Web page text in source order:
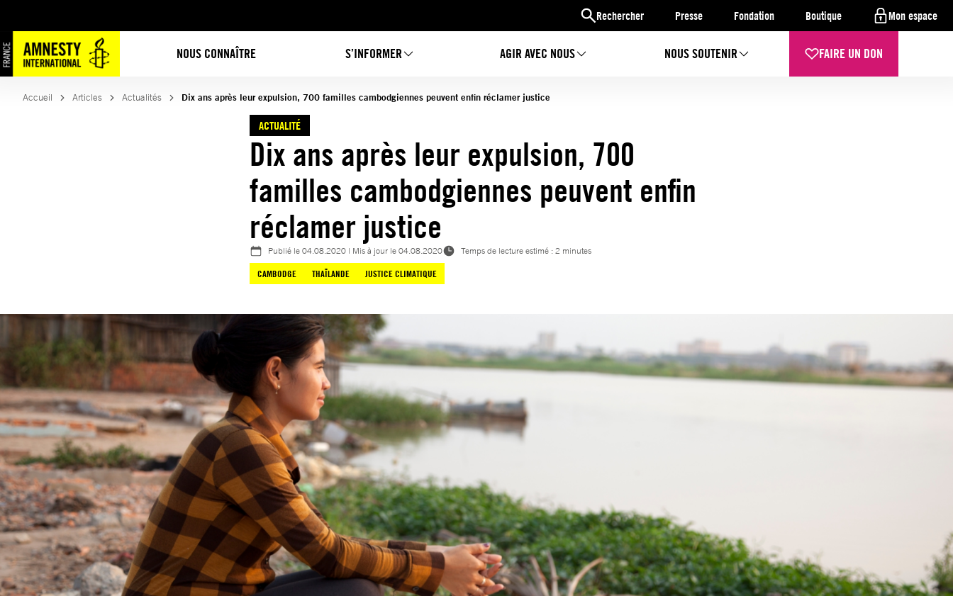
Rechercher Presse Fondation Boutique Mon espace
NOUS CONNAÎTRE S’INFORMER AGIR AVEC NOUS NOUS SOUTENIR FAIRE UN DON
au
contenu
Accueil Articles Actualités Dix ans après leur expulsion, 700 familles cambodgiennes peuvent enfin réclamer justice
ACTUALITÉ
Dix ans après leur expulsion, 700
familles cambodgiennes peuvent enfin
réclamer justice
Publié le04.08.2020 | Mis à jour le04.08.2020
Temps de lecture estimé : 2 minutes
CAMBODGE
THAÏLANDE JUSTICE CLIMATIQUE